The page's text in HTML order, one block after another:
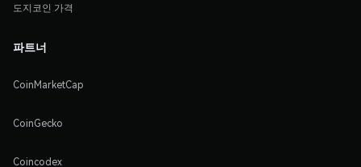
도지코인 가격
파트너
CoinMarketCap
CoinGecko
Coincodex